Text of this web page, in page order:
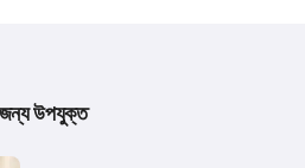
জন্য উপযুক্ত